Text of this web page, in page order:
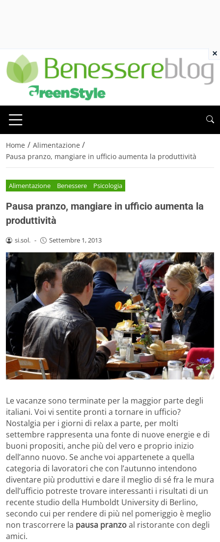
Home / Alimentazione /
Pausa pranzo, mangiare in ufficio aumenta la produttività
Alimentazione Benessere Psicologia
Pausa pranzo, mangiare in ufficio aumenta la
produttività
si.sol. - Settembre 1, 2013
Le vacanze sono terminate per la maggior parte degli
italiani. Voi vi sentite pronti a tornare in ufficio?
Nostalgia per i giorni di relax a parte, per molti
settembre rappresenta una fonte di nuove energie e di
buoni propositi, anche più del vero e proprio inizio
dell’anno nuovo. Se anche voi appartenete a quella
categoria di lavoratori che con l’autunno intendono
diventare più produttivi e dare il meglio di sé fra le mura
dell’ufficio potreste trovare interessanti i risultati di un
recente studio della Humboldt University di Berlino,
secondo cui per rendere di più nel pomeriggio è meglio
non trascorrere la pausa pranzoal ristorante con degli
amici.
×